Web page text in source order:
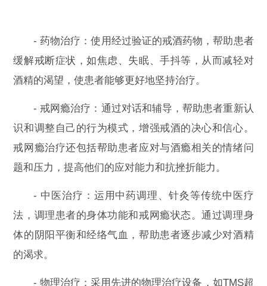
- 药物治疗：使用经过验证的戒酒药物，帮助患者
缓解戒断症状，如焦虑、失眠、手抖等，从而减轻对
酒精的渴望，使患者能够更好地坚持治疗。
- 戒网瘾治疗：通过对话和辅导，帮助患者重新认
识和调整自己的行为模式，增强戒酒的决心和信心。
戒网瘾治疗还包括帮助患者应对与酒瘾相关的情绪问
题和压力，提高他们的应对能力和抗挫折能力。
- 中医治疗：运用中药调理、针灸等传统中医疗
法，调理患者的身体功能和戒网瘾状态。通过调理身
体的阴阳平衡和经络气血，帮助患者逐步减少对酒精
的渴求。
- 物理治疗：采用先进的物理治疗设备，如TMS超